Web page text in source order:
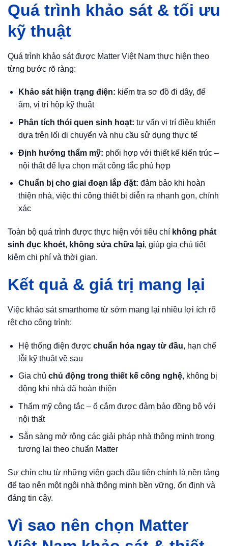
Quá trình khảo sát & tối ưu
kỹ thuật
Quá trình khảo sát được Matter Việt Nam thực hiện theo
từng bước rõ ràng:
Khảo sát hiện trạng điện: kiểm tra sơ đồ đi dây, đế
âm, vị trí hộp kỹ thuật
Phân tích thói quen sinh hoạt: tư vấn vị trí điều khiển
dựa trên lối di chuyển và nhu cầu sử dụng thực tế
Định hướng thẩm mỹ: phối hợp với thiết kế kiến trúc –
nội thất để lựa chọn mặt công tắc phù hợp
Chuẩn bị cho giai đoạn lắp đặt: đảm bảo khi hoàn
thiện nhà, việc thi công thiết bị diễn ra nhanh gọn, chính
xác
Toàn bộ quá trình được thực hiện với tiêu chí không phát
sinh đục khoét, không sửa chữa lại, giúp gia chủ tiết
kiệm chi phí và thời gian.
Kết quả & giá trị mang lại
Việc khảo sát smarthome từ sớm mang lại nhiều lợi ích rõ
rệt cho công trình:
Hệ thống điện được chuẩn hóa ngay từ đầu, hạn chế
lỗi kỹ thuật về sau
Gia chủ chủ động trong thiết kế công nghệ, không bị
động khi nhà đã hoàn thiện
Thẩm mỹ công tắc – ổ cắm được đảm bảo đồng bộ với
nội thất
Sẵn sàng mở rộng các giải pháp nhà thông minh trong
tương lai theo chuẩn Matter
Sự chỉn chu từ những viên gạch đầu tiên chính là nền tảng
để tạo nên một ngôi nhà thông minh bền vững, ổn định và
đáng tin cậy.
Vì sao nên chọn Matter